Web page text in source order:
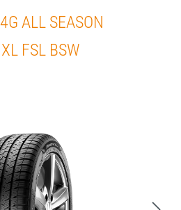
ALL SEASON
FSL BSW